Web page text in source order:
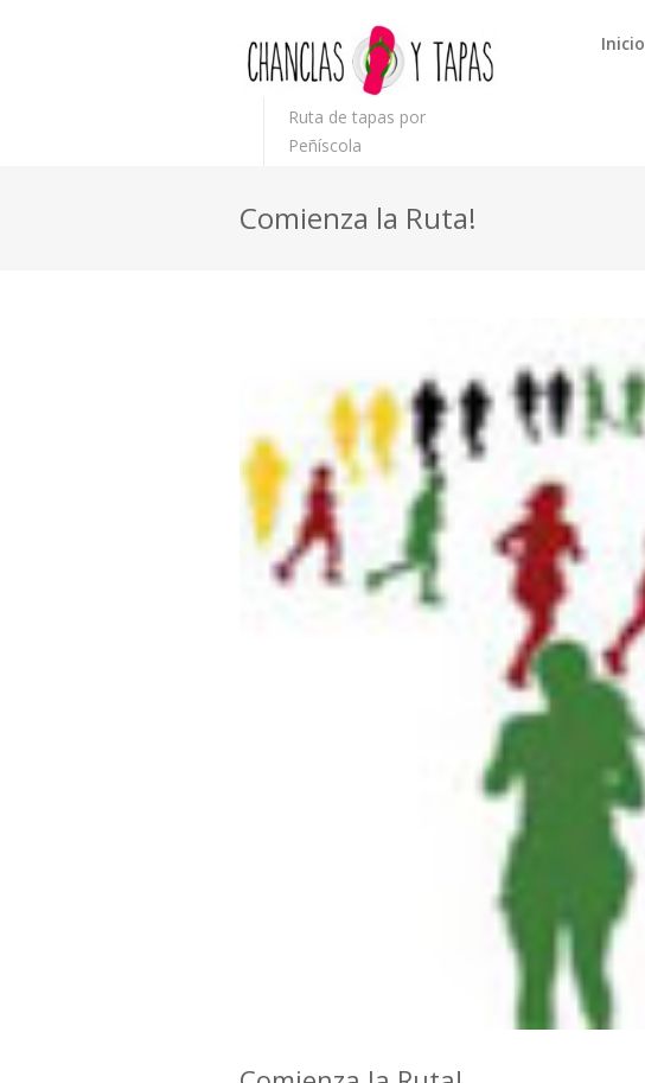
Ruta de tapas por
Peñíscola
Inicio
Comienza la Ruta!